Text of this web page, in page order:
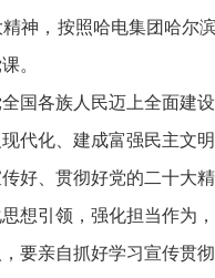
神，按照哈电集团哈尔
。
国各族人民迈上全面建
代化、建成富强民主文
好、贯彻好党的二十大
想引领，强化担当作为
要亲自抓好学习宣传贯